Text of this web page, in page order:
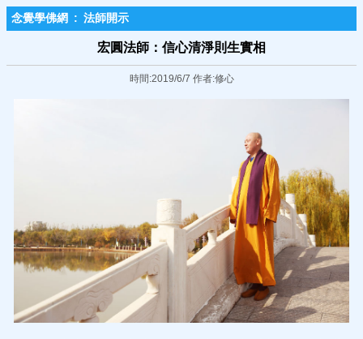
念覺學佛網 : 法師開示
宏圓法師：信心清淨則生實相
時間:2019/6/7 作者:修心